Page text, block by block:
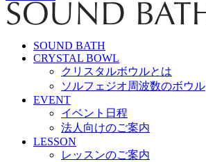
SOUND BATH
CRYSTAL BOWL
クリスタルボウルとは
ソルフェジオ周波数のボウル
EVENT
イベント日程
法人向けのご案内
LESSON
レッスンのご案内